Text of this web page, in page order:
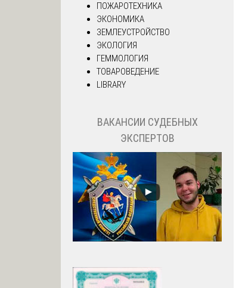
ПОЖАРОТЕХНИКА
ЭКОНОМИКА
ЗЕМЛЕУСТРОЙСТВО
ЭКОЛОГИЯ
ГЕММОЛОГИЯ
ТОВАРОВЕДЕНИЕ
LIBRARY
ВАКАНСИИ СУДЕБНЫХ
ЭКСПЕРТОВ